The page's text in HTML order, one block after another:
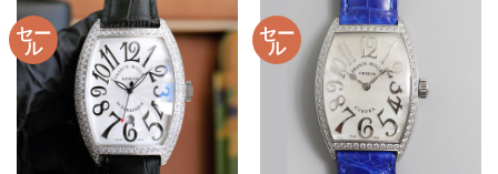
で
し
た。
¥26,800
で
す。
で
し
た。
¥32,500
で
す。
セー
ル
セー
ル